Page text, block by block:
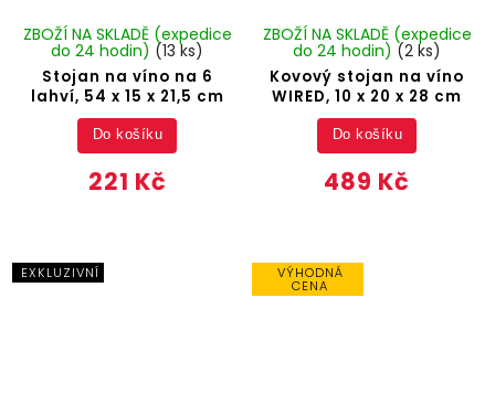
Stojan na víno na 6
lahví, 54 x 15 x 21,5 cm
ZBOŽÍ NA SKLADĚ (expedice
do 24 hodin) (13 ks)
221 Kč
Do košíku
Kovový stojan na víno
WIRED, 10 x 20 x 28 cm
ZBOŽÍ NA SKLADĚ (expedice
do 24 hodin) (2 ks)
489 Kč
Do košíku
EXKLUZIVNÍ VÝHODNÁ
CENA